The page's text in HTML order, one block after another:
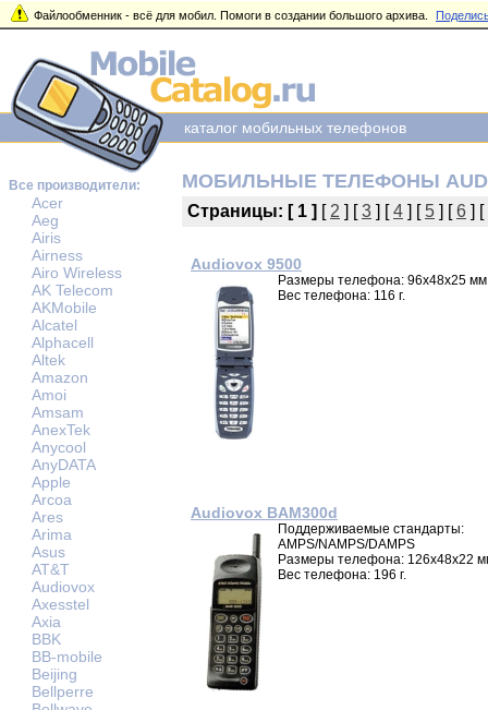
Файлообменник - всё для мобил. Помоги в создании большого архива.
Все производители:
Acer
Aeg
Airis
Airness
Airo Wireless
AK Telecom
AKMobile
Alcatel
Alphacell
Altek
Amazon
Amoi
Amsam
AnexTek
Anycool
AnyDATA
Apple
Arcoa
Ares
Arima
Asus
AT&T
Audiovox
Axesstel
Axia
BBK
BB-mobile
Beijing
Bellperre
каталог мобильных телефонов
МОБИЛЬНЫЕ ТЕЛЕФОНЫ
Страницы: [ 1 ] [ 2 ] [3 ] [4 ] [ 5 ] [6 ] [
Audiovox 9500
Размеры телефона: 96x48x25 мм
Вес телефона: 116 г.
Audiovox BAM300d
Поддерживаемые стандарты:
AMPS/NAMPS/DAMPS
Размеры телефона: 126x48x22
Вес телефона: 196 г.